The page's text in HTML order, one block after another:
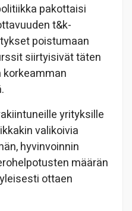
pakottaisi
t&k-
poistumaan
siirtyisivät täten
yrityksille
valikoivia
hyvinvoinnin
määrän
ottaen